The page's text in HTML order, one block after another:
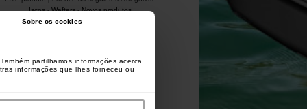
Sobre os cookies
partilhamos informações acerca
informações que lhes forneceu ou
Iscos-Wafters-Novos produtos